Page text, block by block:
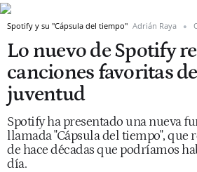
Spotify y su "Cápsula del tiempo" Adrián Raya
Lo nuevo de Spotify
canciones favoritas
juventud
Spotify ha presentado una nueva
llamada "Cápsula del tiempo", que
de hace décadas que podríamos
día.